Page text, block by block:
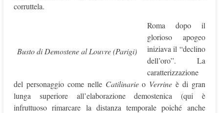
corruttela.
Busto di Demostene al Louvre (Parigi)
Roma dopo il
glorioso apogeo
iniziava il “declino
dell’oro”. La
caratterizzazione
del personaggio come nelle Catilinarieo Verrine è di gran
lunga superiore all’elaborazione demostenica (qui è
infruttuoso rimarcare la distanza temporale poiché anche